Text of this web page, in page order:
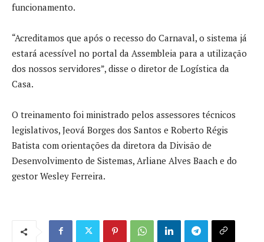
funcionamento.
“Acreditamos que após o recesso do Carnaval, o sistema já
estará acessível no portal da Assembleia para a utilização
dos nossos servidores”, disse o diretor de Logística da
Casa.
O treinamento foi ministrado pelos assessores técnicos
legislativos, Jeová Borges dos Santos e Roberto Régis
Batista com orientações da diretora da Divisão de
Desenvolvimento de Sistemas, Arliane Alves Baach e do
gestor Wesley Ferreira.